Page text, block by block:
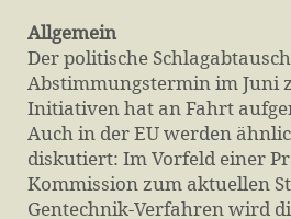
Allgemein
Der politische
Abstimmungstermin im Juni
Initiativen hat an Fahrt
Auch in der EU werden
diskutiert: Im Vorfeld einer
Kommission zum aktuellen
Gentechnik-Verfahren wird